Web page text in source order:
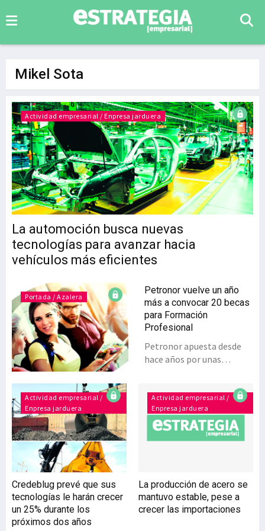
Mikel Sota
La automoción busca nuevas
tecnologías para avanzar hacia
vehículos más eficientes
Actividad empresarial / Enpresa jarduera
Portada / Azalera
Petronor vuelve un año
más a convocar 20 becas
para Formación
Profesional
Petronor apuesta desde
hace años por unas
para alumnos integrados
en la Formación
Profesional (FP) con las
que trata de ofrecer una
opción educativa a los
tanto para Ciclos Medios
como?Ciclos
Superiores.Fundación
Actividad empresarial /
Enpresa jarduera
Credeblug prevé que sus
tecnologías le harán crecer
un 25% durante los
próximos dos años
Actividad empresarial /
Enpresa jarduera
La producción de acero se
mantuvo estable, pese a
crecer las importaciones